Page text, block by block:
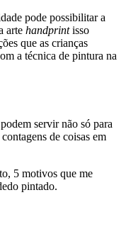
pode possibilitar a
arte handprintisso
que as crianças
a técnica de pintura na
servir não só para
de coisas em
5 motivos que me
pintado.